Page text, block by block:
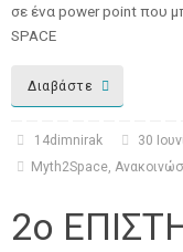
σε ένα power point που
SPACE
Διαβάστε
14dimnirak
30
Myth2Space,
2ο